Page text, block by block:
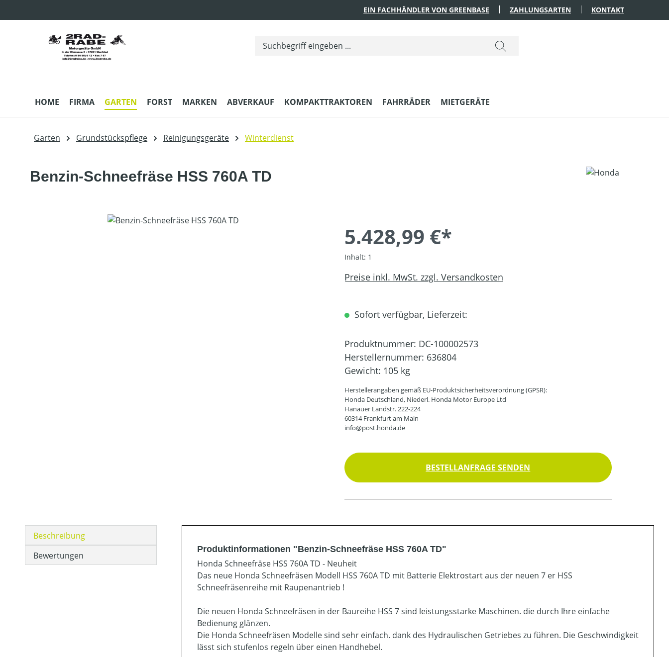
EIN FACHHÄNDLER VON GREENBASE ZAHLUNGSARTEN KONTAKT
HOME FIRMA GARTEN FORST MARKEN ABVERKAUF KOMPAKTTRAKTOREN FAHRRÄDER MIETGERÄTE
Garten Grundstückspflege Reinigungsgeräte Winterdienst
Benzin-Schneefräse HSS 760A TD
Bildergalerie überspringen
5.428,99 €*
Inhalt: 1
Preise inkl. MwSt. zzgl. Versandkosten
Sofort verfügbar, Lieferzeit:
Produktnummer: DC-100002573
Herstellernummer: 636804
Gewicht: 105 kg
Herstellerangaben gemäß EU-Produktsicherheitsverordnung (GPSR):
Honda Deutschland, Niederl. Honda Motor Europe Ltd
Hanauer Landstr. 222-224
60314 Frankfurt am Main
info@post.honda.de
BESTELLANFRAGE SENDEN
Beschreibung
Bewertungen
Produktinformationen "Benzin-Schneefräse HSS 760A TD"
Honda Schneefräse HSS 760A TD - Neuheit
Das neue Honda Schneefräsen Modell HSS 760A TD mit Batterie Elektrostart aus der neuen 7 er HSS
Schneefräsenreihe mit Raupenantrieb !
Die neuen Honda Schneefräsen in der Baureihe HSS 7 sind leistungsstarke Maschinen. die durch Ihre einfache
Bedienung glänzen.
Die Honda Schneefräsen Modelle sind sehr einfach. dank des Hydraulischen Getriebes zu führen. Die Geschwindigkeit
lässt sich stufenlos regeln über einen Handhebel.